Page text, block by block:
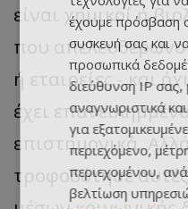
είναι χημικοί ή
που
ή εταιρείες - και
έχει
επιστημονικά.
τροφοδότησε
έχουμε πρόσβαση
συσκευή σας και
προσωπικά
διεύθυνση IP σας,
αναγνωριστικά
για
περιεχόμενο,
περιεχομένου,
βελτίωση